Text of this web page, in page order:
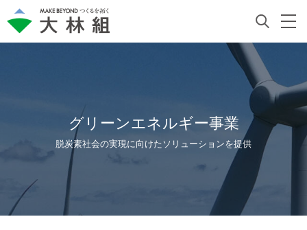
グリーンエネルギー事業
脱炭素社会の実現に向けたソリューションを提供